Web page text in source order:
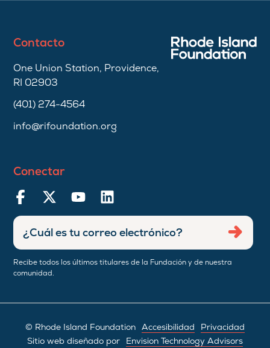
Contacto
One Union Station, Providence,
RI 02903
(401) 274-4564
info@rifoundation.org
Conectar
Recibe todos los últimos titulares de la Fundación y de nuestra
comunidad.
Ingresar
dirección
de
correo
electrónico
Enviar
© Rhode Island Foundation Accesibilidad
Privacidad
Sitio web diseñado por
Envision Technology Advisors